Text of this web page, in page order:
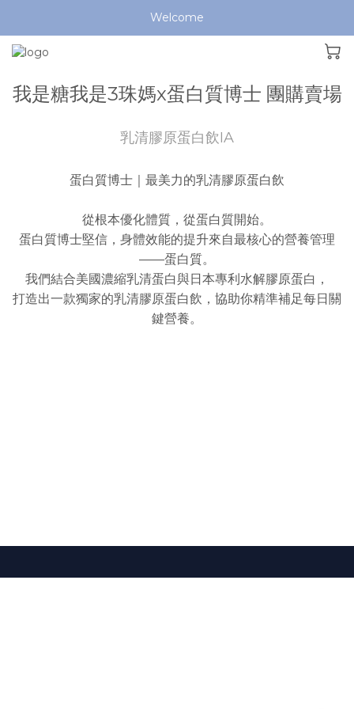
Welcome
我是糖我是3珠媽x蛋白質博士 團購賣場
乳清膠原蛋白飲IA
蛋白質博士｜最美力的乳清膠原蛋白飲
從根本優化體質，從蛋白質開始。
蛋白質博士堅信，身體效能的提升來自最核心的營養管理
——蛋白質。
我們結合美國濃縮乳清蛋白與日本專利水解膠原蛋白，
打造出一款獨家的乳清膠原蛋白飲，協助你精準補足每日關
鍵營養。